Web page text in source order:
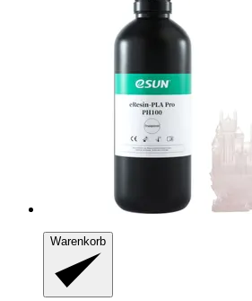
Warenkorb